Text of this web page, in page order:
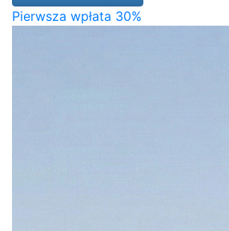
Pierwsza wpłata 30%